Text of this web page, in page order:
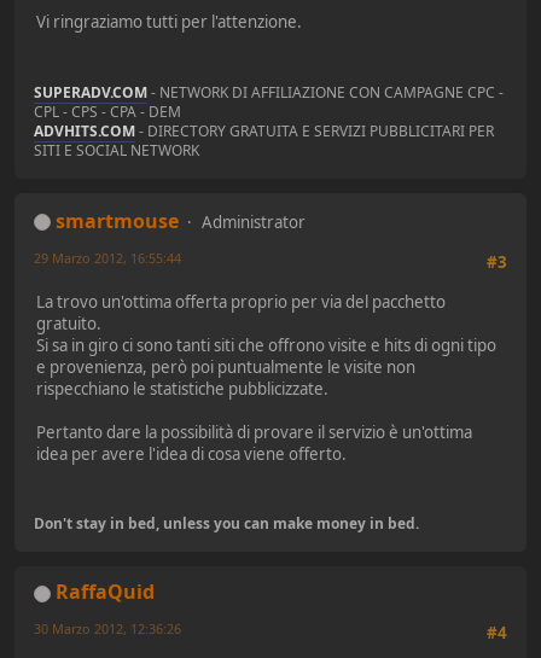
Vi ringraziamo tutti per l'attenzione.
SUPERADV.COM- NETWORK DI AFFILIAZIONE CON CAMPAGNE CPC -
CPL - CPS - CPA - DEM
ADVHITS.COM- DIRECTORY GRATUITA E SERVIZI PUBBLICITARI PER
SITI E SOCIAL NETWORK
smartmouse
Administrator
#3
29 Marzo 2012, 16:55:44
La trovo un'ottima offerta proprio per via del pacchetto
gratuito.
Si sa in giro ci sono tanti siti che offrono visite e hits di ogni tipo
e provenienza, però poi puntualmente le visite non
rispecchiano le statistiche pubblicizzate.
Pertanto dare la possibilità di provare il servizio è un'ottima
idea per avere l'idea di cosa viene offerto.
Don't stay in bed, unless you can make money in bed.
RaffaQuid
#4
30 Marzo 2012, 12:36:26